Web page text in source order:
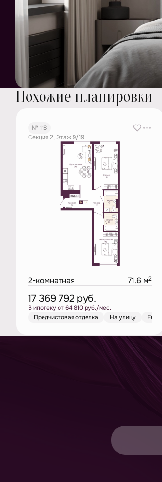
Похожие планировки
№ 118
Секция 2, Этаж 9/19
2-комнатная 71.6 м2
17 369 792 руб.
В ипотеку от 64 810 руб./мес.
Предчистовая отделка
На улицу
Принимаю